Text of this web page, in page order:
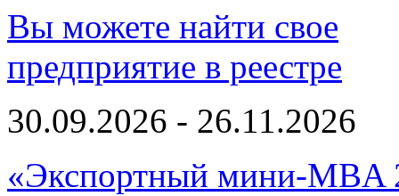
Вы можете найти свое
предприятие в реестре
30.09.2026 - 26.11.2026
«Экспортный мини-MBA